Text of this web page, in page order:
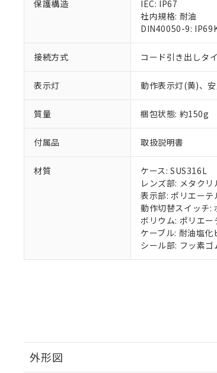
保護構造
IEC: IP67
社内規格: 耐油
DIN40050-9:
接続方式 コード引き出しタ
表示灯 動作表示灯(黄)、
質量 梱包状態: 約150g
付属品 取扱説明書
材質
ケース: SUS316L
レンズ部: メタクリ
表示部: ポリエーテ
動作切替スイッチ:
ボリウム: ポリエ
ケーブル: 耐油塩化
シール部: フッ素ゴ
外形図
※本証
また
混在
既に
り割